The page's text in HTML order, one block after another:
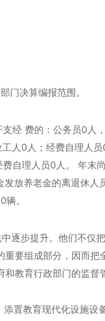
门决算编报范围。
费的：公务员0人
人0人；经费自理人
自理人员0人。 年末
放养老金的离退休人
。
逐步提升。他们不仅
要组成部分，因而把
教育行政部门的监督
置教育现代化设施设